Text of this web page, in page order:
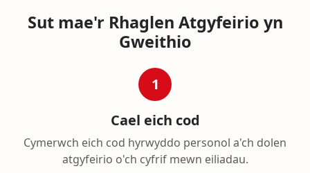
Sut mae'r Rhaglen Atgyfeirio yn
Gweithio
1
Cael eich cod
Cymerwch eich cod hyrwyddo personol a'ch dolen
atgyfeirio o'ch cyfrif mewn eiliadau.